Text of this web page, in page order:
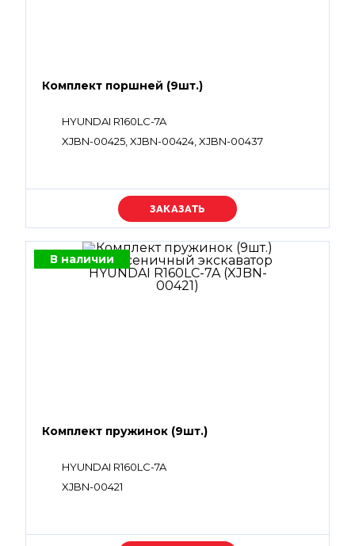
Комплект поршней (9шт.)
HYUNDAI R160LC-7A
XJBN-00425, XJBN-00424, XJBN-00437
Уточняйте цену
В наличии
Комплект пружинок (9шт.)
HYUNDAI R160LC-7A
XJBN-00421